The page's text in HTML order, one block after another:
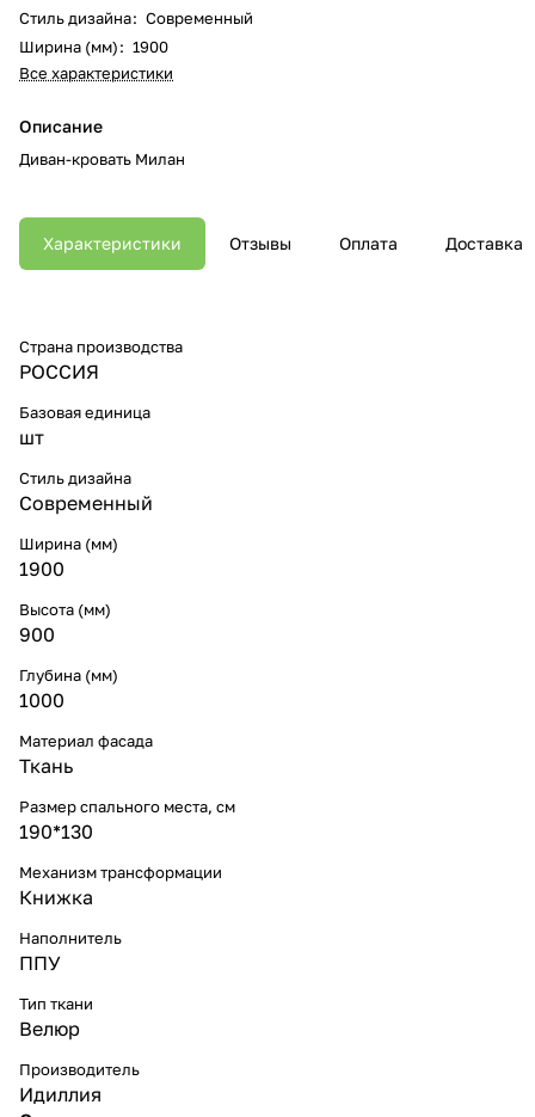
Стиль дизайна: Современный
Ширина (мм): 1900
Все характеристики
Описание
Диван-кровать Милан
Характеристики Отзывы Оплата Доставка
Страна производства
РОССИЯ
Базовая единица
шт
Стиль дизайна
Современный
Ширина (мм)
1900
Высота (мм)
900
Глубина (мм)
1000
Материал фасада
Ткань
Размер спального места, см
190*130
Механизм трансформации
Книжка
Наполнитель
ППУ
Тип ткани
Велюр
Производитель
Идиллия